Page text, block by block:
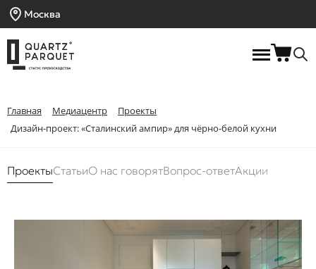
Москва
Главная Медиацентр
Проекты
Дизайн-проект: «Сталинский ампир» для чёрно-белой кухни
ПроектыСтатьиО нас говорятВопрос-ответАкции